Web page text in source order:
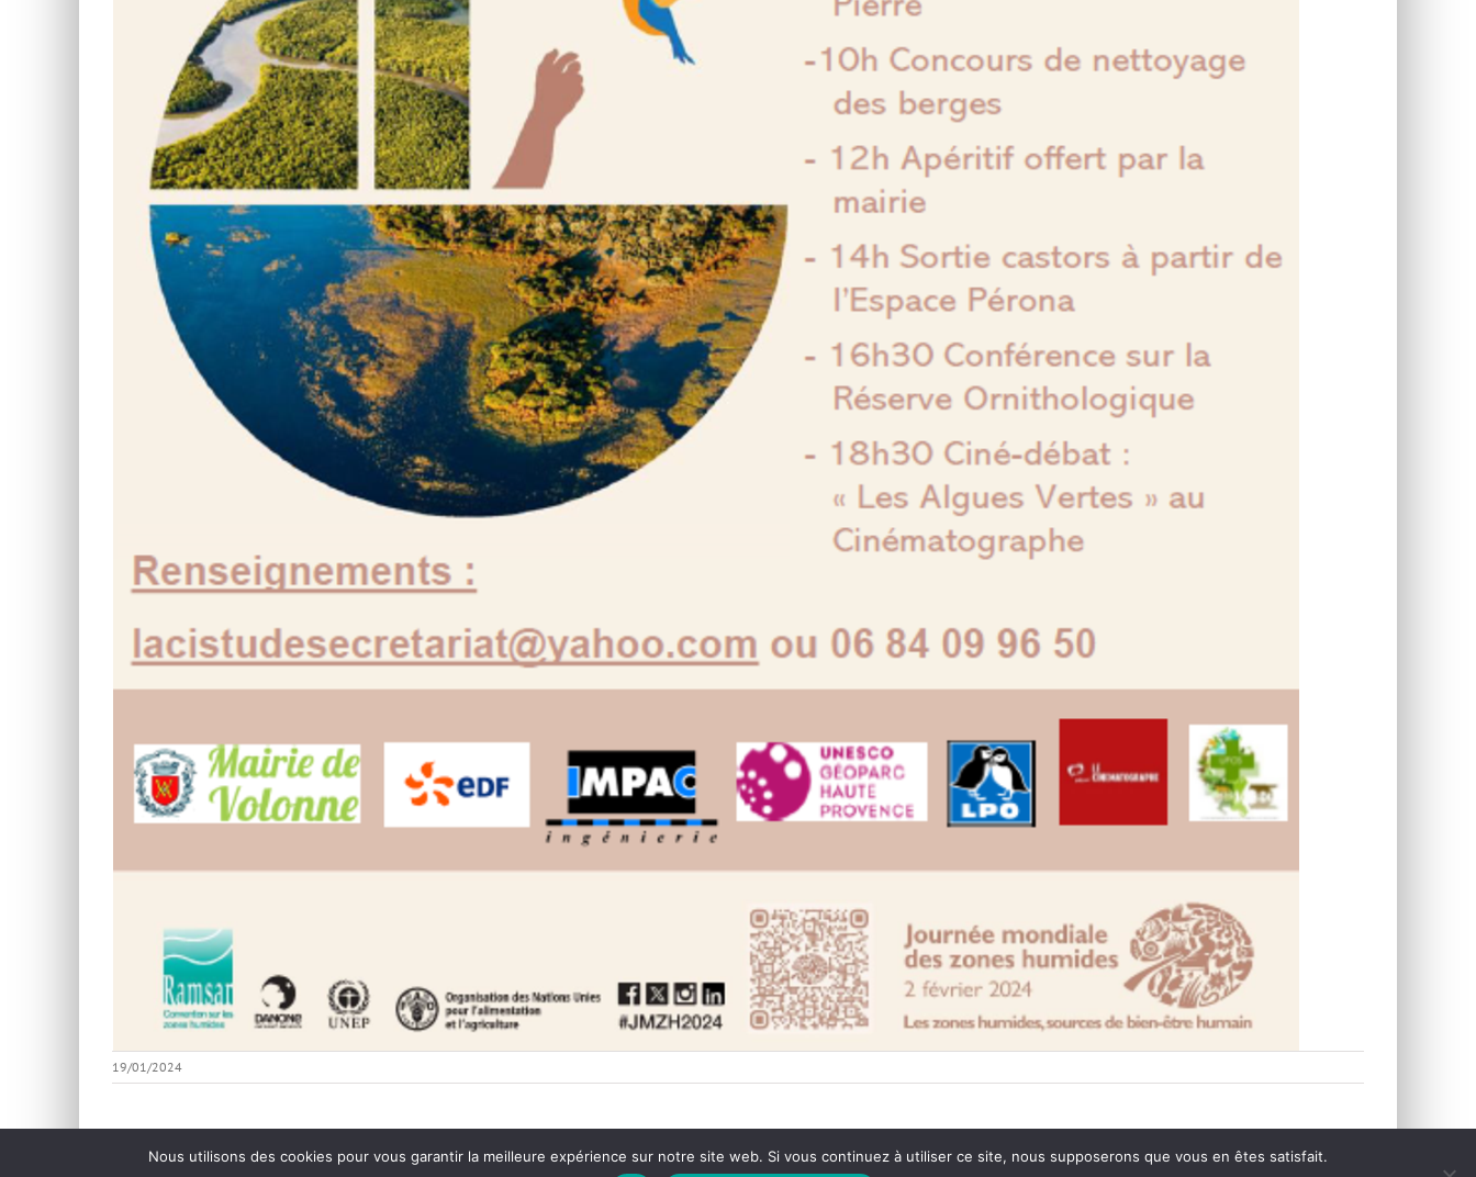
19/01/2024
Nous utilisons des cookies pour vous garantir la meilleure expérience sur notre site web. Si vous continuez à utiliser ce site, nous supposerons que vous en êtes satisfait.